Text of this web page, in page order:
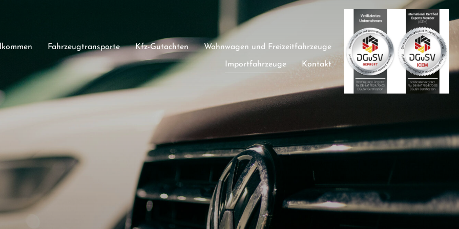
Fahrzeugtransporte Kfz-Gutachten Wohnwagen und Freizeitfahrzeuge
Importfahrzeuge Kontakt